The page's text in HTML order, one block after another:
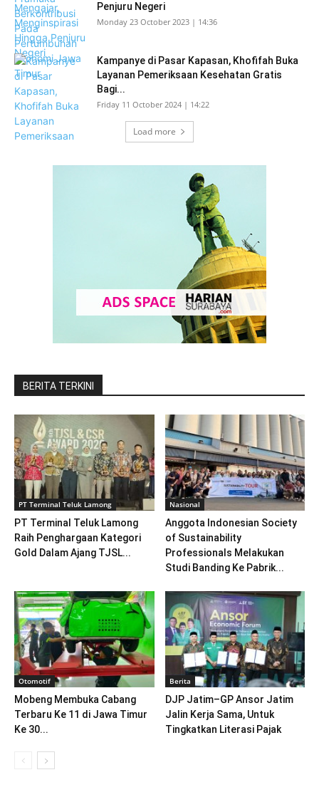
Penjuru Negeri
Monday 23 October 2023 | 14:36
Kampanye di Pasar Kapasan, Khofifah Buka
Layanan Pemeriksaan Kesehatan Gratis
Bagi...
Friday 11 October 2024 | 14:22
Load more
BERITA TERKINI
PT Terminal Teluk Lamong
PT Terminal Teluk Lamong
Raih Penghargaan Kategori
Gold Dalam Ajang TJSL...
Nasional
Anggota Indonesian Society
of Sustainability
Professionals Melakukan
Studi Banding Ke Pabrik...
Otomotif
Mobeng Membuka Cabang
Terbaru Ke 11 di Jawa Timur
Ke 30...
Berita
DJP Jatim–GP Ansor Jatim
Jalin Kerja Sama, Untuk
Tingkatkan Literasi Pajak